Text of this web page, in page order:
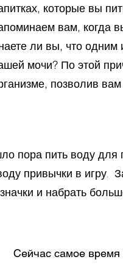
которые вы
вам, когда
ли вы, что одним
мочи? По этой
позволив
пора пить воду для
привычки в игру.
и набрать
Сейчас самое время